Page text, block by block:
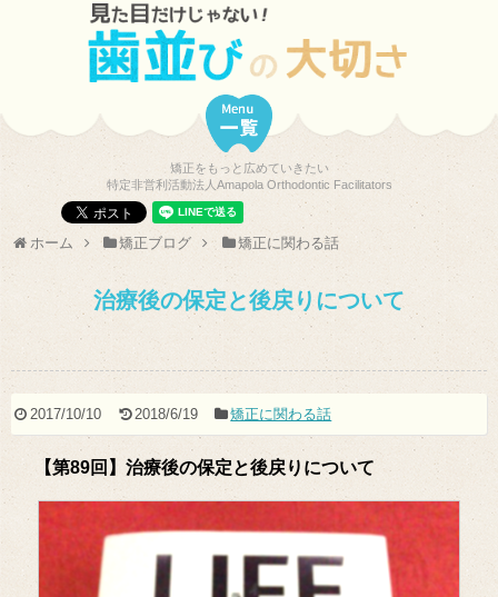
矯正をもっと広めていきたい
特定非営利活動法人Amapola Orthodontic Facilitators
ホーム 矯正ブログ 矯正に関わる話
治療後の保定と後戻りについて
2017/10/10 2018/6/19 矯正に関わる話
【第89回】治療後の保定と後戻りについて